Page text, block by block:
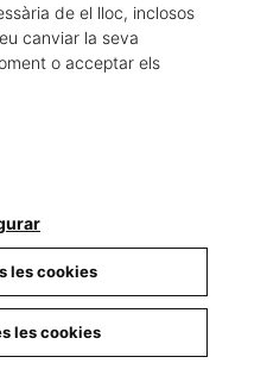
celebrar Nadal!
al bosc i
animalons mentre
el moment més
recerca de l’avet
decoren la
cruixents
de el lloc, inclosos
canviar la seva
o acceptar els
les cookies
les cookies